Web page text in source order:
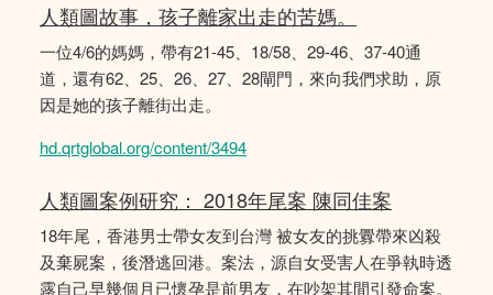
人類圖故事，孩子離家出走的苦媽。
一位4/6的媽媽，帶有21-45、18/58、29-46、37-40通
道，還有62、25、26、27、28閘門，來向我們求助，原
因是她的孩子離街出走。
hd.qrtglobal.org/content/3494
人類圖案例研究： 2018年尾案 陳同佳案
18年尾，香港男士帶女友到台灣 被女友的挑釁帶來凶殺
及棄屍案，後潛逃回港。案法，源自女受害人在爭執時透
露自己早幾個月已懷孕是前男友，在吵架其間引發命案。